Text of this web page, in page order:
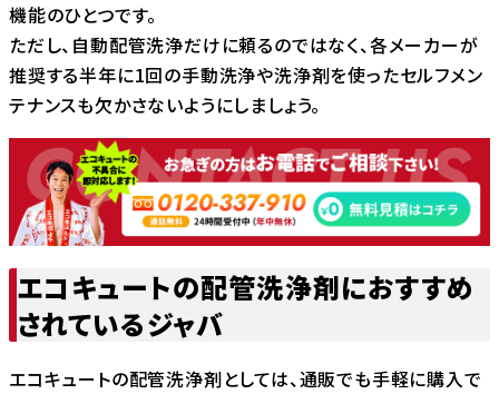
機能のひとつです。
ただし、自動配管洗浄だけに頼るのではなく、各メーカーが
推奨する半年に1回の手動洗浄や洗浄剤を使ったセルフメン
テナンスも欠かさないようにしましょう。
エコキュートの配管洗浄剤におすすめ
されているジャバ
エコキュートの配管洗浄剤としては、通販でも手軽に購入で